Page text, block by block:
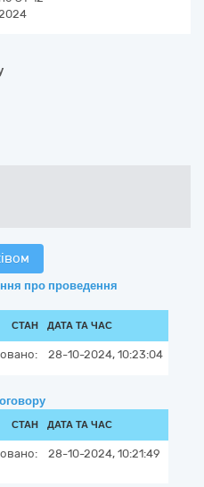
про проведення
СТАН ДАТА ТА ЧАС
28-10-2024, 10:23:04
СТАН ДАТА ТА ЧАС
28-10-2024, 10:21:49